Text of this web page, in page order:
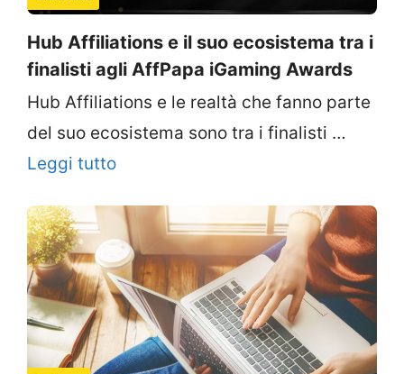
Hub Affiliations e il suo ecosistema tra i
finalisti agli AffPapa iGaming Awards
Hub Affiliations e le realtà che fanno parte
del suo ecosistema sono tra i finalisti …
Leggi tutto